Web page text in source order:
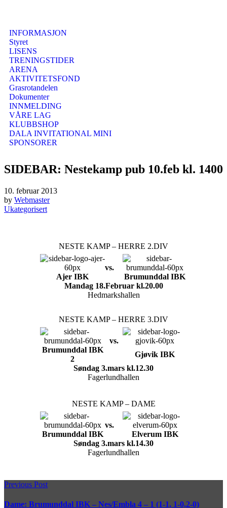
INFORMASJON
Styret
LISENS
TRENINGSTIDER
ARENA
AKTIVITETSFOND
Grasrotandelen
Dokumenter
INNMELDING
VÅRE LAG
KLUBBSHOP
DALA INVITATIONAL MINI
SPONSORER
SIDEBAR: Nestekamp pub 10.feb kl. 1400
10. februar 2013
by Webmaster
Ukategorisert
NESTE KAMP – HERRE 2.DIV
vs.
Ajer IBK
Brumunddal IBK
Mandag 18.Februar kl.20.00
Hedmarkshallen
NESTE KAMP – HERRE 3.DIV
vs.
Brumunddal IBK
2
Gjøvik IBK
Søndag 3.mars kl.12.30
Fagerlundhallen
NESTE KAMP – DAME
vs.
Brumunddal IBK
Elverum IBK
Søndag 3.mars kl.14.30
Fagerlundhallen
Previous Post
Dame: Brumunddal IBK – Nes/Embla 4 – 1 (1-1, 1-0,2-0)